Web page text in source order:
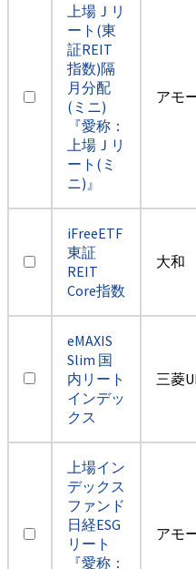
上場Ｊリ
ート(東
証REIT
指数)隔
月分配
(ミニ)
『愛称：
上場Ｊリ
ート(ミ
ニ)』
アモ
iFreeETF
東証
REIT
Core指数
大和
eMAXIS
Slim 国
内リート
インデッ
クス
三菱
上場イン
デックス
ファンド
日経ESG
リート
『愛称：
アモ